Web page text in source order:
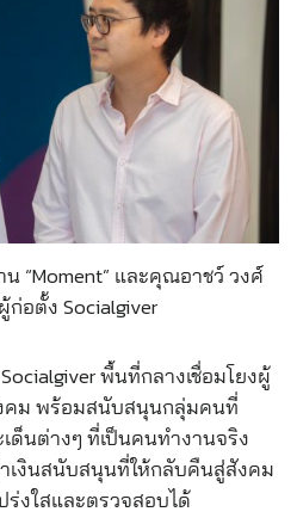
“Moment” และคุณอาชว์ วงศ์
ก่อตั้ง Socialgiver
พื้นที่กลางเชื่อมโยงผู้
คม พร้อมสนับสนุนกลุ่มคนที่
นต่างๆ ที่เป็นคนทำงานจริง
เงินสนับสนุนที่ให้กลับคืนสู่สังคม
ร่งใสและตรวจสอบได้